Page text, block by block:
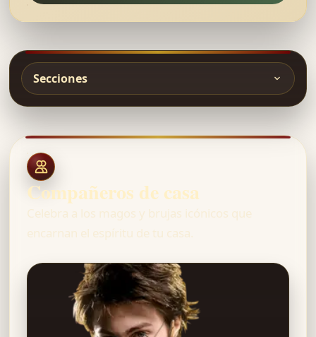
Secciones
Compañeros de casa
Celebra a los magos y brujas icónicos que
encarnan el espíritu de tu casa.